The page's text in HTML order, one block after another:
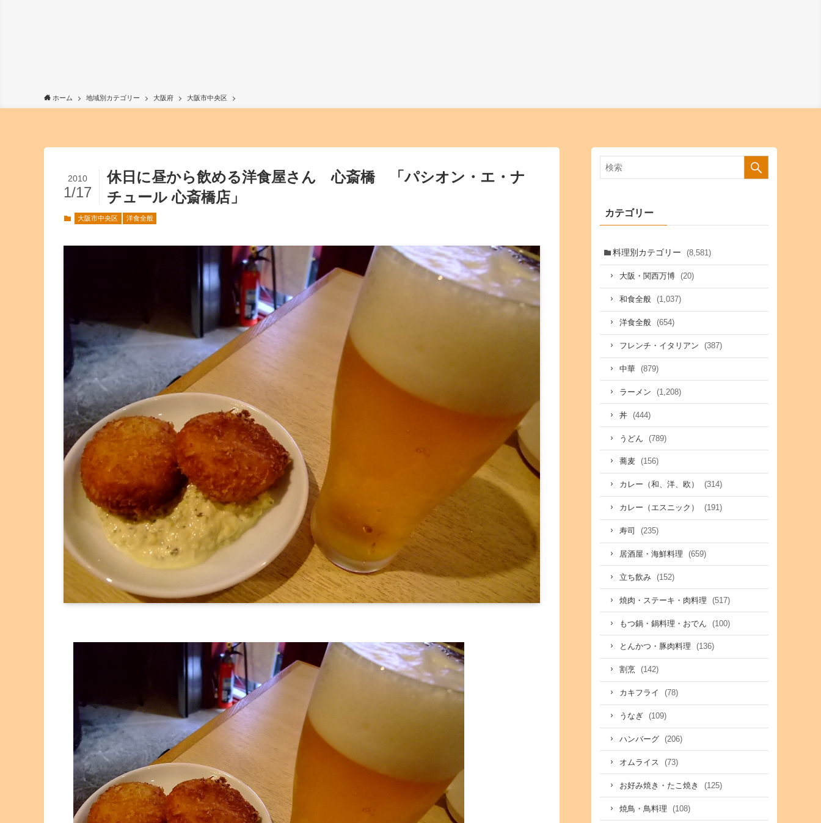
ホーム 地域別カテゴリー 大阪府 大阪市中央区
休日に昼から飲める洋食屋さん 心斎橋 「パシオン・エ・ナ
チュール 心斎橋店」
2010
1/17
大阪市中央区 洋食全般 カテゴリー
料理別カテゴリー (8,581)
大阪・関西万博 (20)
和食全般 (1,037)
洋食全般 (654)
フレンチ・イタリアン (387)
中華 (879)
ラーメン (1,208)
丼 (444)
うどん (789)
蕎麦 (156)
カレー（和、洋、欧） (314)
カレー（エスニック） (191)
寿司 (235)
居酒屋・海鮮料理 (659)
立ち飲み (152)
焼肉・ステーキ・肉料理 (517)
もつ鍋・鍋料理・おでん (100)
とんかつ・豚肉料理 (136)
割烹 (142)
カキフライ (78)
うなぎ (109)
ハンバーグ (206)
オムライス (73)
お好み焼き・たこ焼き (125)
焼鳥・鳥料理 (108)